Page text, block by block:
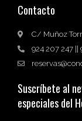
Contacto
C/ Muñoz
924 207 247 ||
Suscríbete al
especiales del